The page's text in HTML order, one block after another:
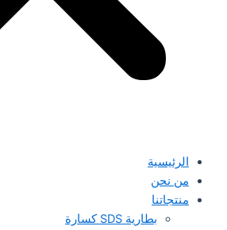
الرئيسية
من نحن
منتجاتنا
بطارية SDS كسارة